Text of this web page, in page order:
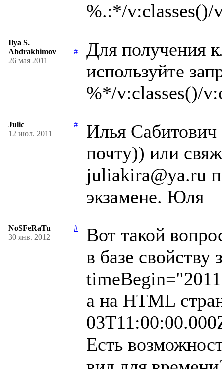
Ilya S.
Abdrakhimov
#
26 мая 2011
Для получения
используйте
Julic
#
12 июл. 2011
Илья
почту)) или
juliakira@ya.ru
NoSFeRaTu
#
30 янв. 2012
Вот такой
в базе свойству
а на HTML
Есть